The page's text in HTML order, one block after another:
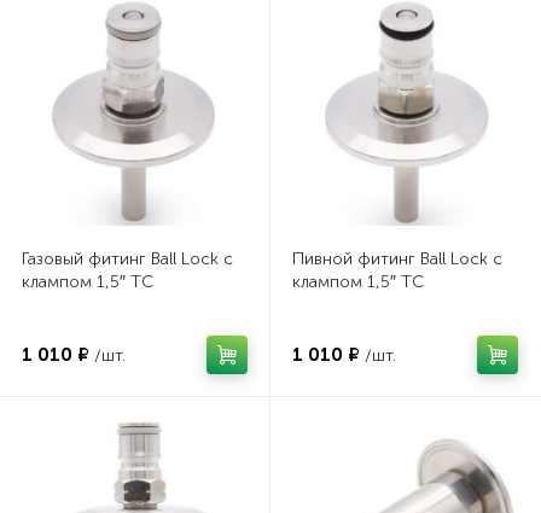
Газовый фитинг Ball Lock с
клампом 1,5″ TC
1 010 ₽ /шт.
Пивной фитинг Ball Lock с
клампом 1,5″ TC
1 010 ₽ /шт.